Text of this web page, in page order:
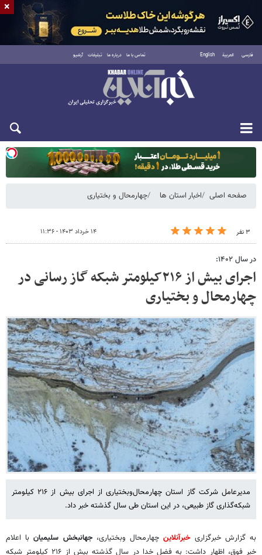
فارسی العربية English تماس با ما درباره ما تبلیغات آرشیو
یکشنبه ۱۸ مرداد ۱۴۰۵
صفحه اصلی اخبار استان ها چهارمحال و بختیاری
۳ نفر ۱۴ خرداد ۱۴۰۳ - ۱۱:۳۶
در سال ۱۴۰۲:
اجرای بیش از ۲۱۶کیلومتر شبکه گاز رسانی در
چهارمحال و بختیاری
مدیرعامل شرکت گاز استان چهارمحال‌وبختیاری از اجرای بیش از ۲۱۶ کیلومتر
شبکه‌گذاری گاز طبیعی، در این استان طی سال گذشته خبر داد.
به گزارش خبرگزاریخبرآنلاینچهارمحال وبختیاری،جهانبخش سلیمیان با اعلام
خبر فوق، اظهار داشت: به فضل خدا در سال گذشته بیش از ۲۱۶ کیلومتر شبکه
×